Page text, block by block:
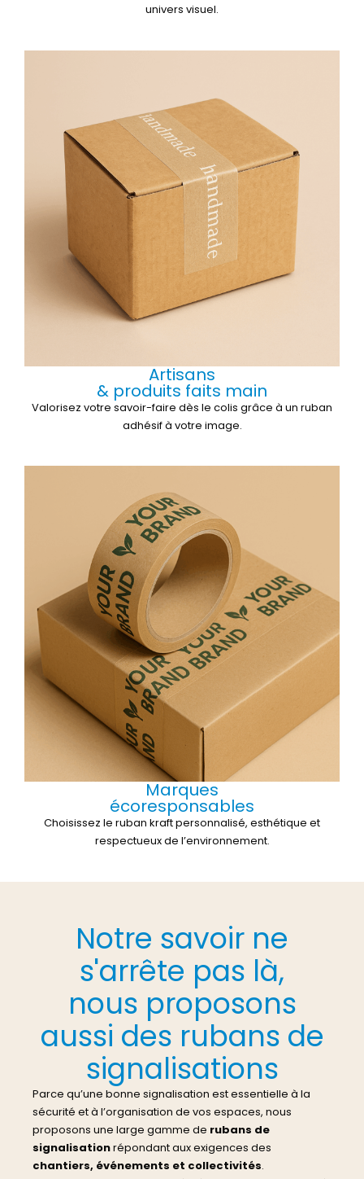
univers visuel.
Artisans
& produits faits main
Valorisez votre savoir-faire dès le colis grâce à un ruban
adhésif à votre image.
Marques
écoresponsables
Choisissez le ruban kraft personnalisé, esthétique et
respectueux de l’environnement.
Notre savoir ne
s'arrête pas là,
nous proposons
aussi des rubans de
signalisations
Parce qu’une bonne signalisation est essentielle à la
sécurité et à l’organisation de vos espaces, nous
proposons une large gamme de rubans de
signalisationrépondant aux exigences des
chantiers, événements et collectivités.